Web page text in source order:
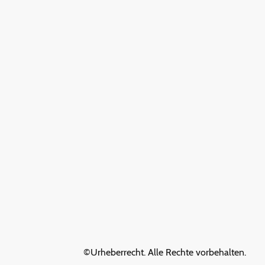
©Urheberrecht. Alle Rechte vorbehalten.